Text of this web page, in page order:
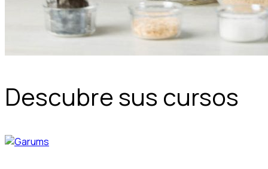
Descubre sus cursos